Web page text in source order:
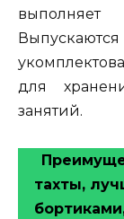
для
занятий.
тахты,